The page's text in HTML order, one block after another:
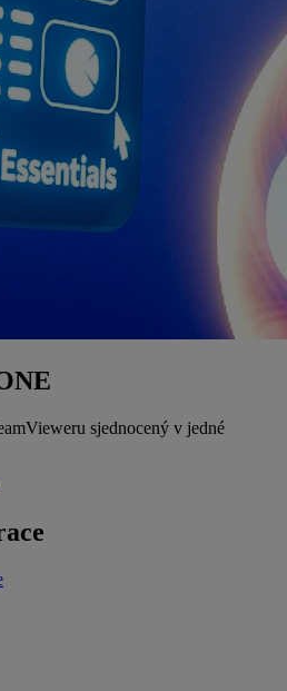
sjednocený v jedné